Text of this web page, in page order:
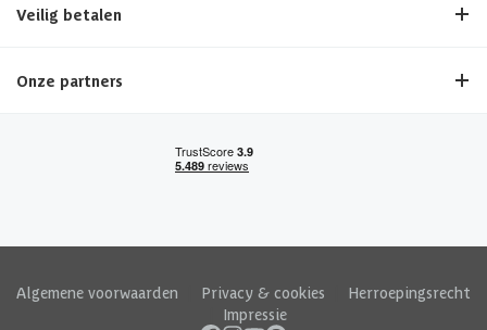
Veilig betalen
Onze partners
Algemene voorwaarden Privacy & cookies
Herroepingsrecht
Impressie